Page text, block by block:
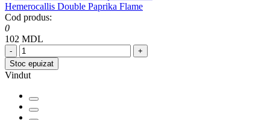
Hemerocallis Double Paprika Flame
Cod produs:
0
102 MDL
-
+
Stoc epuizat
Vindut